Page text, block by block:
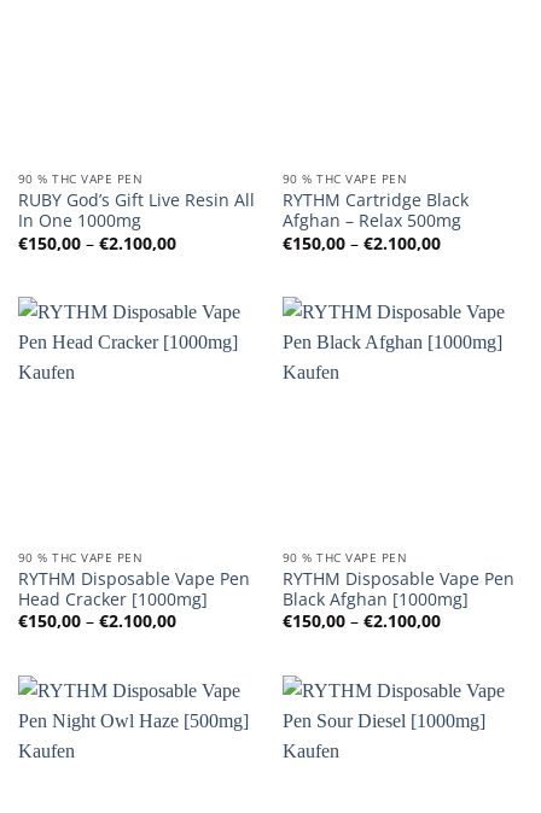
90 % THC VAPE PEN
RUBY God’s Gift Live Resin All
In One 1000mg
€150,00 – €2.100,00Preisspanne:
€150,00
90 % THC VAPE PEN
RYTHM Cartridge Black
Afghan – Relax 500mg
€150,00 – €2.100,00
€150,00
90 % THC VAPE PEN
RYTHM Disposable Vape Pen
Head Cracker [1000mg]
€150,00 – €2.100,00Preisspanne:
€150,00
90 % THC VAPE PEN
RYTHM Disposable Vape Pen
Black Afghan [1000mg]
€150,00 – €2.100,00
€150,00